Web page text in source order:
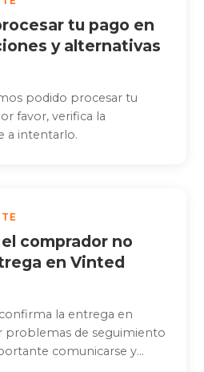
tu pago en
y alternativas
podido procesar tu
favor, verifica la
a intentarlo.
comprador no
en Vinted
la entrega en
problemas de seguimiento
comunicarse y...